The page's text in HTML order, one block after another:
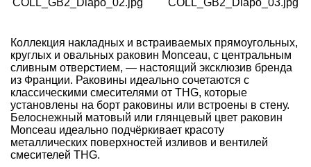
Коллекция накладных и встраиваемых прямоугольных,
круглых и овальных раковин Monceau, с центральным
сливным отверстием, — настоящий эксклюзив бренда
из Франции. Раковины идеально сочетаются с
классическими смесителями от THG, которые
установлены на борт раковины или встроены в стену.
Белоснежный матовый или глянцевый цвет раковин
Monceau идеально подчёркивает красоту
металлических поверхностей изливов и вентилей
смесителей THG.